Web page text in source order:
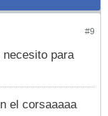
#9
para
el corsaaaaa